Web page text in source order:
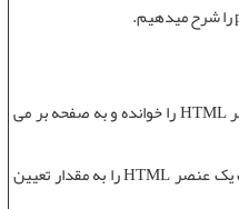
را شرح میدهیم.
مقدار یک یا چند خاصیت یک عنصر HTML را خوانده و به صفحه بر می
می تواند مقدار یک یا چند خاصیت یک عنصر HTML را به مقدار تعیین